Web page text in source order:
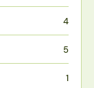
4
5
1